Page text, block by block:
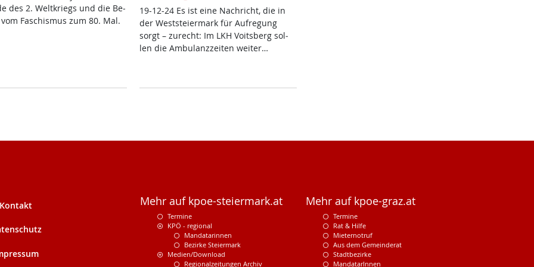
des 2. Welt­kriegs und die Be­
Fa­schis­mus zum 80. Mal.
19-12-24 Es ist ei­ne Nach­richt, die in
der West­s­tei­er­mark für Auf­re­gung
sorgt – zu­recht: Im LKH Voits­berg sol­
len die Am­bu­lanz­zei­ten wei­ter…
Kontakt Mehr auf kpoe-steiermark.at
Termine
KPÖ - regional
Mandatarinnen
Bezirke Steiermark
Medien/Download
Regionalzeitungen Archiv
Mehr auf kpoe-graz.at
Termine
Rat & Hilfe
Mieternotruf
Aus dem Gemeinderat
Stadtbezirke
MandatarInnen